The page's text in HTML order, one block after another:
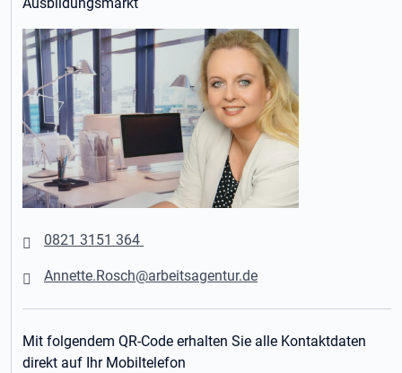
0821 3151 364
Annette.Rosch@arbeitsagentur.de
Mit folgendem QR-Code erhalten Sie alle Kontaktdaten
direkt auf Ihr Mobiltelefon